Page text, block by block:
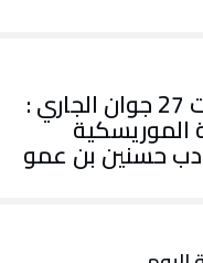
ندوة أدبية السبت 27 جوان الجاري :
الموريسكية
حسنين بن عمو